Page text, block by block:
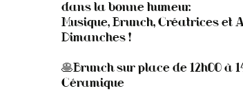
dans la bonne humeur.
Musique, Brunch, Créatrices
Dimanches !
🥞Brunch sur place de 12h00 à
Céramique